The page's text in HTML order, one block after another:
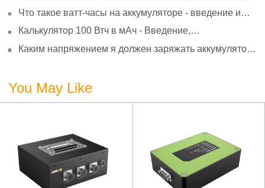
старение
Что такое ватт-часы на аккумуляторе - введение и
Калькулятор 100 Втч в мАч - Введение,
Каким напряжением я должен заряжать аккумулятор
You May Like